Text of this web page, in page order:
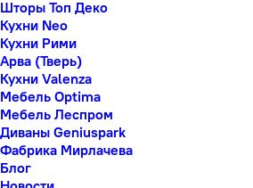
Шторы Топ Деко
Кухни Neo
Кухни Рими
Арва (Тверь)
Кухни Valenza
Мебель Optima
Мебель Леспром
Диваны Geniuspark
Фабрика Мирлачева
Блог